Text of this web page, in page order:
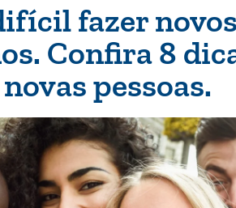
fazer
Confira 8
pessoas.